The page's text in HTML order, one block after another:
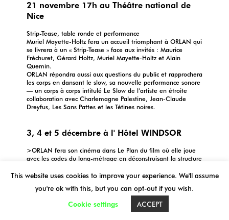
21 novembre 17h au Théâtre national de
Nice
Strip-Tease, table ronde et performance
Muriel Mayette-Holtz fera un accueil triomphant à ORLAN qui
se livrera à un « Strip-Tease » face aux invités : Maurice
Fréchuret, Gérard Holtz, Muriel Mayette-Holtz et Alain
Quemin.
ORLAN répondra aussi aux questions du public et rapprochera
les corps en dansant le slow, sa nouvelle performance sonore
— un corps à corps intitulé Le Slow de l’artiste en étroite
collaboration avec Charlemagne Palestine, Jean-Claude
Dreyfus, Les Sans Pattes et les Tétines noires.
3, 4 et 5 décembre à l' Hôtel WINDSOR
>ORLAN fera son cinéma dans Le Plan du film où elle joue
avec les codes du long-métrage en déconstruisant la structure
>Vidéo : ORLAN, mise en scène pour un grand FIAT 1984,
This website uses cookies to improve your experience. We'll assume
you're ok with this, but you can opt-out if you wish.
Cookie settings
ACCEPT